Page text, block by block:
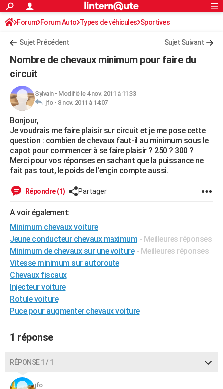
ACTUALITÉS
Politique
Société
Faits Divers
Education
Monde
Villes
+
Programme TV
Streaming
Cinéma
Sorties cinéma
Musique
FINANCE
Retraite
Impôts
Epargne
Immobilier
Risques naturels par ville
Banque
Assurance
Crédit
AUTO
Essais
Réserver un essai
Citadines
Berlines
SUV
Forum auto
HIGH-TECH
Mobiles
Meilleur smartphone
Internet
Ordinateurs
Jeux vidéo
Guide high-tech
+BRICOLAGE
Forum
Aménagement intérieur
Extérieur
Cuisine
Salle de bains
Jardinage
Rangement
WEEK-END
Guides de France
Escapades
Patrimoine
Expositions
Musées
Week-end nature
+LIFESTYLE
Art de vivre
Bien-être
Loisirs
Mode
Modes de vie
SANTE
Alimentation
Guide de la santé
Maladies
Médicaments
Sommeil
VOYAGE
PHOTO
GUIDES D'ACHAT
BONS PLANS
CARTE DE VOEUX
Carte de Noël
Carte Bonne année
Carte Saint-Valentin
Carte Pâques
Carte d'anniversaire
DICTIONNAIRE
Dictionnaire
Biographies
Citations
Expressions
Proverbes
PROGRAMME TV
COPAINS D'AVANT
AVIS DE DÉCÈS
S'inscrire
Connexion
Forum Forum Auto Types de véhicules Sportives
Sujet Précédent Sujet Suivant
Nombre de chevaux minimum pour faire du
circuit
Sylvain- Modifié le 4 nov. 2011 à 11:33
jfo - 8 nov. 2011 à 14:07
Bonjour,
Je voudrais me faire plaisir sur circuit et je me pose cette
question : combien de chevaux faut-il au minimum sous le
capot pour commencer à se faire plaisir ? 250 ? 300 ?
Merci pour vos réponses en sachant que la puissance ne
fait pas tout, le poids de l'engin compte aussi.
Répondre (1) Partager
A voir également:
Minimum chevaux voiture
Jeune conducteur chevaux maximum - Meilleures réponses
Minimum de chevaux sur une voiture - Meilleures réponses
Vitesse minimum sur autoroute
Chevaux fiscaux
Injecteur voiture
Rotule voiture
Puce pour augmenter chevaux voiture
1 réponse
RÉPONSE 1 / 1
jfo